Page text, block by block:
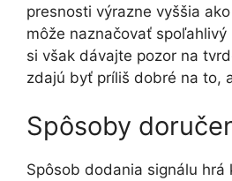
presnosti výrazne vyššia
môže naznačovať
si však dávajte pozor na
zdajú byť príliš dobré na to,
Spôsoby
Spôsob dodania signálu hrá